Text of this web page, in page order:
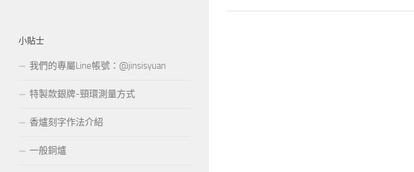
小貼士
我們的專屬Line帳號：@jinsisyuan
特製款銀牌-頸環測量方式
香爐刻字作法介紹
一般銅爐